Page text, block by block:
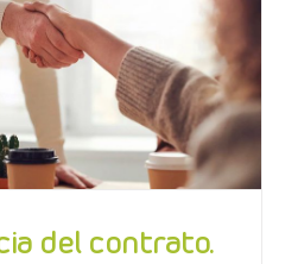
del contrato.